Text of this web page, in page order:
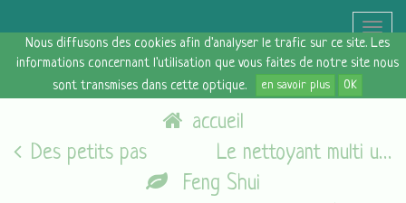
Nous diffusons des cookies afin d'analyser le trafic sur ce site. Les
informations concernant l'utilisation que vous faites de notre site nous
sont transmises dans cette optique.
en savoir plus OK
Toggle
accueil
Des petits pas
Le nettoyant multi usage
Feng Shui